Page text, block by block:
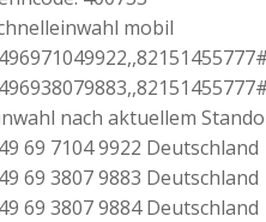
mobil
nach aktuellem
69 7104 9922 Deutschland
69 3807 9883 Deutschland
69 3807 9884 Deutschland